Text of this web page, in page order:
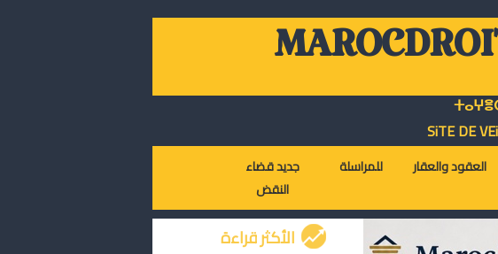
جديد قضاء
النقض
للمراسلة العقود والعقار
الأكثر قراءة